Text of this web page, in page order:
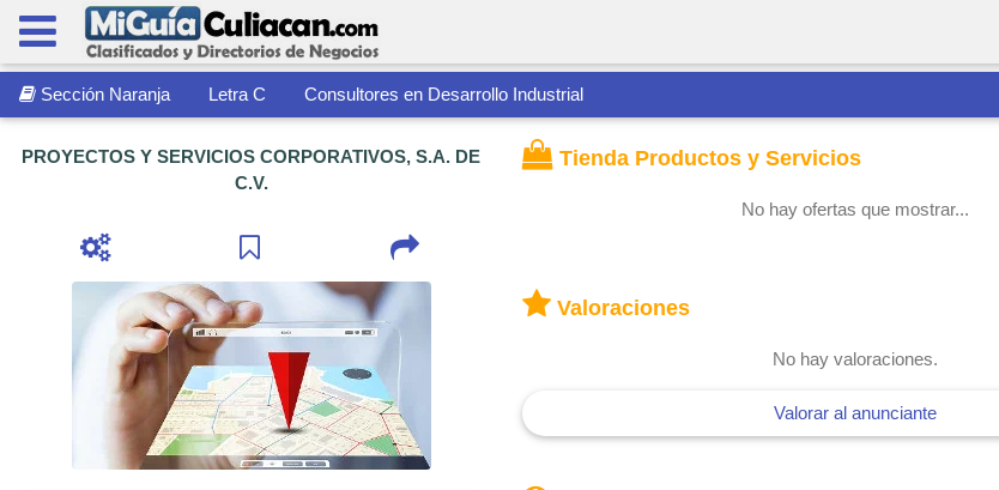
Sección Naranja Letra C Consultores en Desarrollo Industrial
PROYECTOS Y SERVICIOS CORPORATIVOS, S.A. DE
C.V.
Tienda Productos y Servicios
No hay ofertas que mostrar...
Valoraciones
No hay valoraciones.
Valorar al anunciante